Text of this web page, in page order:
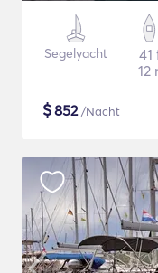
Segelyacht
41
12
$852/Nacht